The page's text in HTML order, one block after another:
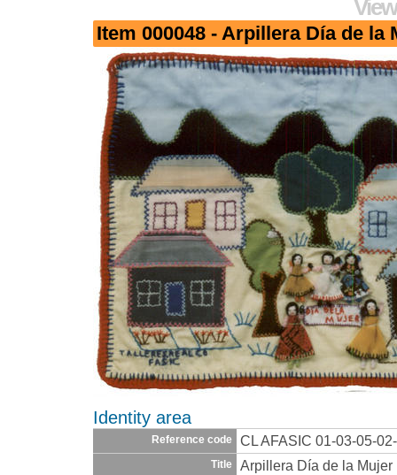
Item 000048 - Arpillera Día de la
Identity area
Reference code CL AFASIC 01-03-05-
Title Arpillera Día de la Mujer